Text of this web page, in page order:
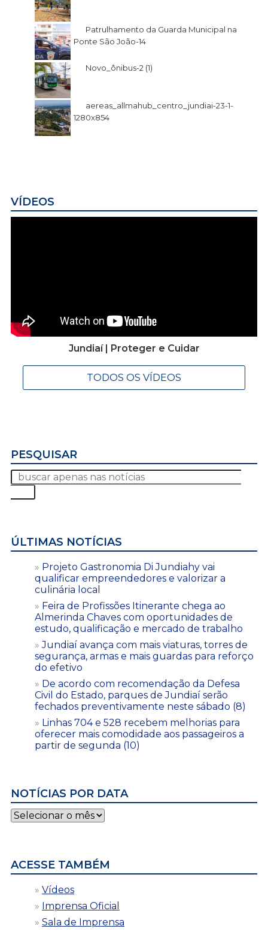
Patrulhamento da Guarda Municipal na
Ponte São João-14
Novo_ônibus-2 (1)
aereas_allmahub_centro_jundiai-23-1-
1280x854
VÍDEOS
Jundiaí | Proteger e Cuidar
TODOS OS VÍDEOS
PESQUISAR
ÚLTIMAS NOTÍCIAS
Projeto Gastronomia Di Jundiahy vai
qualificar empreendedores e valorizar a
culinária local
Feira de Profissões Itinerante chega ao
Almerinda Chaves com oportunidades de
estudo, qualificação e mercado de trabalho
Jundiaí avança com mais viaturas, torres de
segurança, armas e mais guardas para reforço
do efetivo
De acordo com recomendação da Defesa
Civil do Estado, parques de Jundiaí serão
fechados preventivamente neste sábado (8)
Linhas 704 e 528 recebem melhorias para
oferecer mais comodidade aos passageiros a
partir de segunda (10)
NOTÍCIAS POR DATA
Notícias
por
ACESSE TAMBÉM
Vídeos
Imprensa Oficial
Sala de Imprensa